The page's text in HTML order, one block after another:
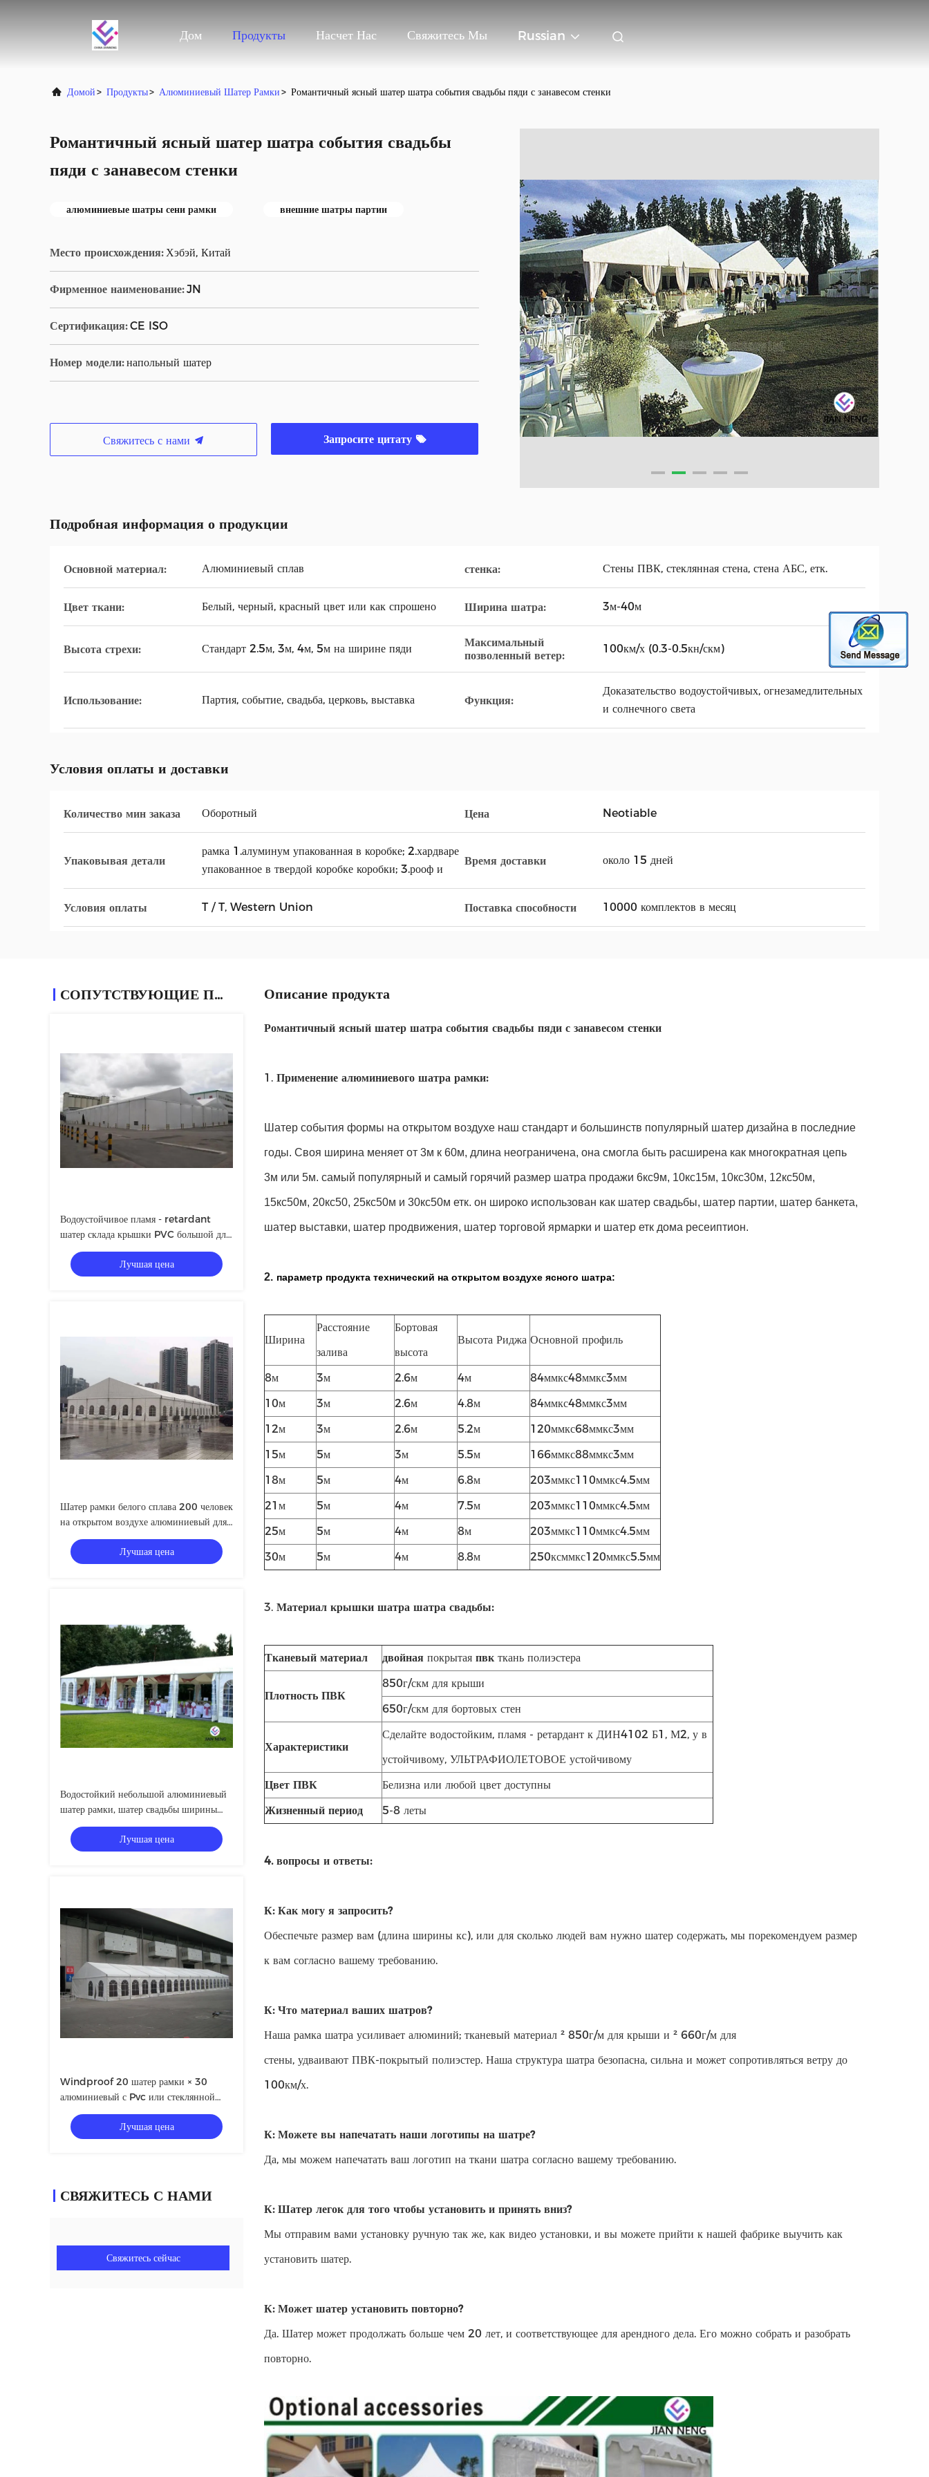
Дом Продукты Насчет Нас Свяжитесь Мы Russian
Домой> Продукты> Алюминиевый Шатер Рамки> Романтичный ясный шатер шатра события свадьбы пяди с занавесом стенки
Романтичный ясный шатер шатра события свадьбы
пяди с занавесом стенки
алюминиевые шатры сени рамки внешние шатры партии
Место происхождения: Хэбэй, Китай
Фирменное наименование: JN
Сертификация: CE ISO
Номер модели: напольный шатер
Свяжитесь с нами Запросите цитату
Подробная информация о продукции
Основной материал: Алюминиевый сплав стенка: Стены ПВК, стеклянная стена, стена АБС, етк.
Цвет ткани: Белый, черный, красный цвет или как спрошено Ширина шатра: 3м-40м
Высота стрехи: Стандарт 2.5м, 3м, 4м, 5м на ширине пяди
Максимальный
позволенный ветер:
100км/х (0.3-0.5кн/скм)
Использование: Партия, событие, свадьба, церковь, выставка Функция:
Доказательство водоустойчивых, огнезамедлительных
и солнечного света
Условия оплаты и доставки
Количество мин заказа Оборотный Цена Neotiable
Упаковывая детали
рамка 1.алуминум упакованная в коробке; 2.хардваре
упакованное в твердой коробке коробки; 3.рооф и
Время доставки около 15 дней
Условия оплаты T / T, Western Union Поставка способности 10000 комплектов в месяц
СОПУТСТВУЮЩИЕ ПРОДУКТЫ
Водоустойчивое пламя - retardant
шатер склада крышки PVC большой для
Storaging
Лучшая цена
Шатер рамки белого сплава 200 человек
на открытом воздухе алюминиевый для
церков или другого события
Лучшая цена
Водостойкий небольшой алюминиевый
шатер рамки, шатер свадьбы ширины
12m
Лучшая цена
Windproof 20 шатер рамки × 30
алюминиевый с Pvc или стеклянной
стеной
Лучшая цена
СВЯЖИТЕСЬ С НАМИ
Свяжитесь сейчас
Описание продукта
Романтичный ясный шатер шатра события свадьбы пяди с занавесом стенки
1. Применение алюминиевого шатра рамки:
Шатер события формы на открытом воздухе наш стандарт и большинств популярный шатер дизайна в последние
годы. Своя ширина меняет от 3м к 60м, длина неограничена, она смогла быть расширена как многократная цепь
3м или 5м. самый популярный и самый горячий размер шатра продажи 6кс9м, 10кс15м, 10кс30м, 12кс50м,
15кс50м, 20кс50, 25кс50м и 30кс50м етк. он широко использован как шатер свадьбы, шатер партии, шатер банкета,
шатер выставки, шатер продвижения, шатер торговой ярмарки и шатер етк дома ресеиптион.
2. параметр продукта технический на открытом воздухе ясного шатра:
Ширина
Расстояние
залива
Бортовая
высота
Высота Риджа Основной профиль
8м 3м 2.6м 4м
84ммкс48ммкс3мм
10м
3м 2.6м 4.8м
84ммкс48ммкс3мм
12м
3м 2.6м 5.2м
120ммкс68ммкс3мм
15м
5м 3м 5.5м
166ммкс88ммкс3мм
18м
5м 4м 6.8м
203ммкс110ммкс4.5мм
21м
5м 4м 7.5м
203ммкс110ммкс4.5мм
25м
5м 4м 8м
203ммкс110ммкс4.5мм
30м
5м 4м 8.8м 250ксммкс120ммкс5.5мм
3. Материал крышки шатра шатра свадьбы:
Тканевый материал двойная покрытая пвк ткань полиэстера
Плотность ПВК
850г/скм для крыши
650г/скм для бортовых стен
Характеристики
Сделайте водостойким, пламя - ретардант к ДИН4102 Б1, М2, у в
устойчивому, УЛЬТРАФИОЛЕТОВОЕ устойчивому
Цвет ПВК
Белизна или любой цвет доступны
Жизненный период
5-8 леты
4. вопросы и ответы:
К: Как могу я запросить?
Обеспечьте размер вам (длина ширины кс), или для сколько людей вам нужно шатер содержать, мы порекомендуем размер
к вам согласно вашему требованию.
К: Что материал ваших шатров?
Наша рамка шатра усиливает алюминий; тканевый материал ² 850г/м для крыши и ² 660г/м для
стены, удваивают ПВК-покрытый полиэстер. Наша структура шатра безопасна, сильна и может сопротивляться ветру до
100км/х.
К: Можете вы напечатать наши логотипы на шатре?
Да, мы можем напечатать ваш логотип на ткани шатра согласно вашему требованию.
К: Шатер легок для того чтобы установить и принять вниз?
Мы отправим вами установку ручную так же, как видео установки, и вы можете прийти к нашей фабрике выучить как
установить шатер.
К: Может шатер установить повторно?
Да. Шатер может продолжать больше чем 20 лет, и соответствующее для арендного дела. Его можно собрать и разобрать
повторно.